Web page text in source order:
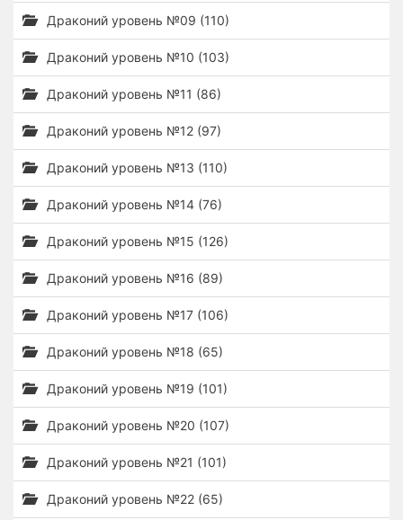
Драконий уровень №09 (110)
Драконий уровень №10 (103)
Драконий уровень №11 (86)
Драконий уровень №12 (97)
Драконий уровень №13 (110)
Драконий уровень №14 (76)
Драконий уровень №15 (126)
Драконий уровень №16 (89)
Драконий уровень №17 (106)
Драконий уровень №18 (65)
Драконий уровень №19 (101)
Драконий уровень №20 (107)
Драконий уровень №21 (101)
Драконий уровень №22 (65)